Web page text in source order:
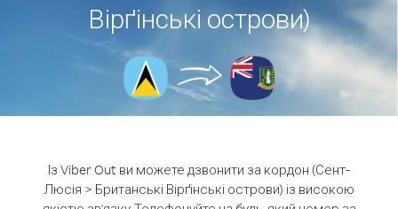
Вірґінські острови)
Із Viber Out ви можете дзвонити за кордон (Сент-
Люсія > Британські Вірґінські острови) із високою